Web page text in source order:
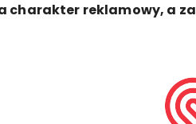
charakter reklamowy, a